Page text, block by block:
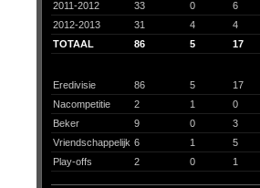
2011-2012
33 0 6
2012-2013
31 4 4
TOTAAL
86 5 17
Eredivisie 86 5 17
Nacompetitie
2 1 0
Beker
9 0 3
Vriendschappelijk 6 1 5
Play-offs
2 0 1